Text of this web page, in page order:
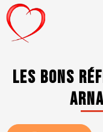
Les bons